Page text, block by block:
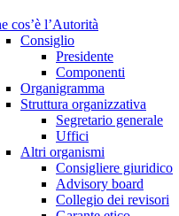
cos’è l’Autorità
Consiglio
Presidente
Componenti
Organigramma
Struttura organizzativa
Segretario generale
Uffici
Altri organismi
Consigliere giuridico
Advisory board
Collegio dei revisori